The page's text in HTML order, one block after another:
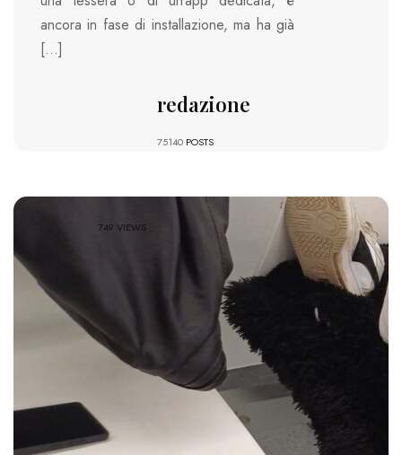
ancora in fase di installazione, ma ha già
[…]
redazione
75140 POSTS
749 VIEWS